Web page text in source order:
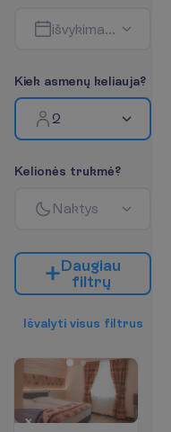
išvykimas g
Kiek asmenų keliauja?
2
Kelionės trukmė?
Naktys
Daugiau
filtrų
Išvalyti visus filtrus